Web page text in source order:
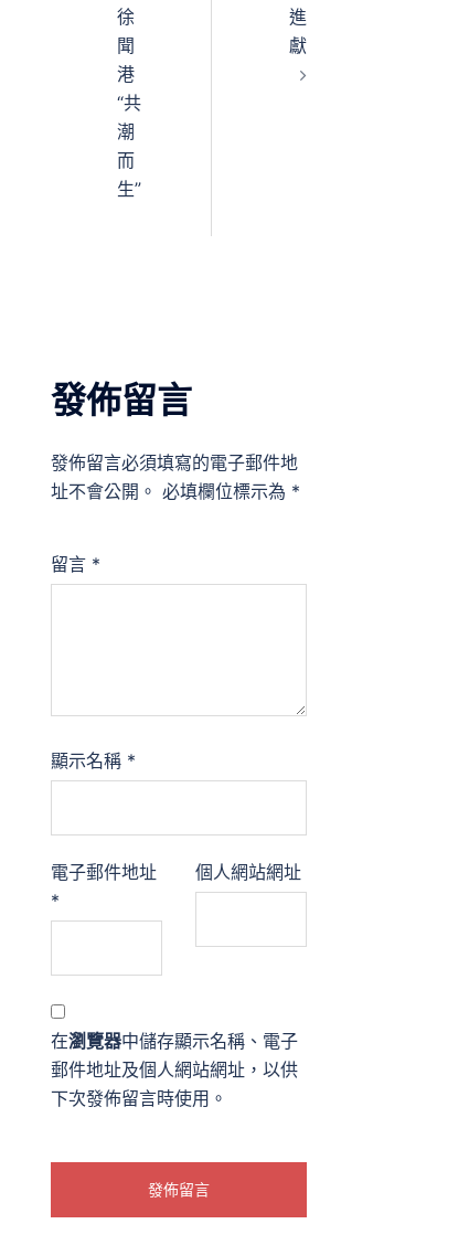
徐
聞
港
“共
潮
而
生”
進
獻
發佈留言
發佈留言必須填寫的電子郵件地
址不會公開。 必填欄位標示為 *
留言 *
顯示名稱 *
電子郵件地址
*
個人網站網址
在瀏覽器中儲存顯示名稱、電子
郵件地址及個人網站網址，以供
下次發佈留言時使用。